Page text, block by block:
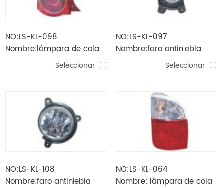
NO:LS-KL-098
Nombre:lámpara de cola
Seleccionar
NO:LS-KL-097
Nombre:faro antiniebla
Seleccionar
NO:LS-KL-108
Nombre:faro antiniebla
NO:LS-KL-064
Nombre: lámpara de cola